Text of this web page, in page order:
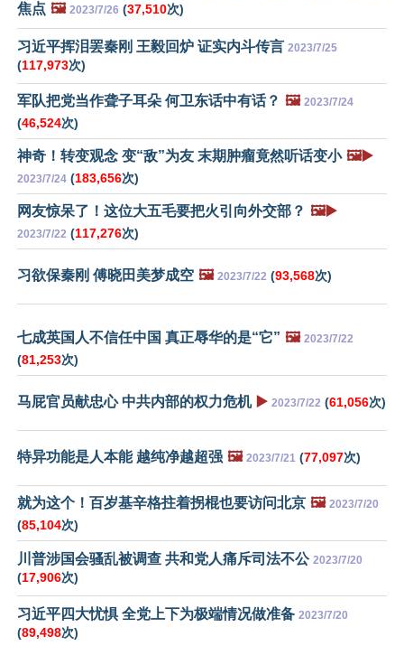
焦点 🖼️ 2023/7/26 (37,510次)
习近平挥泪罢秦刚 王毅回炉 证实内斗传言 2023/7/25
(117,973次)
军队把党当作聋子耳朵 何卫东话中有话？ 🖼️ 2023/7/24
(46,524次)
神奇！转变观念 变“敌”为友 末期肿瘤竟然听话变小 🖼️▶️
2023/7/24 (183,656次)
网友惊呆了！这位大五毛要把火引向外交部？ 🖼️▶️
2023/7/22 (117,276次)
习欲保秦刚 傅晓田美梦成空 🖼️ 2023/7/22 (93,568次)
七成英国人不信任中国 真正辱华的是“它” 🖼️ 2023/7/22
(81,253次)
马屁官员献忠心 中共内部的权力危机 ▶️ 2023/7/22 (61,056次)
特异功能是人本能 越纯净越超强 🖼️ 2023/7/21 (77,097次)
就为这个！百岁基辛格拄着拐棍也要访问北京 🖼️ 2023/7/20
(85,104次)
川普涉国会骚乱被调查 共和党人痛斥司法不公 2023/7/20
(17,906次)
习近平四大忧惧 全党上下为极端情况做准备 2023/7/20
(89,498次)